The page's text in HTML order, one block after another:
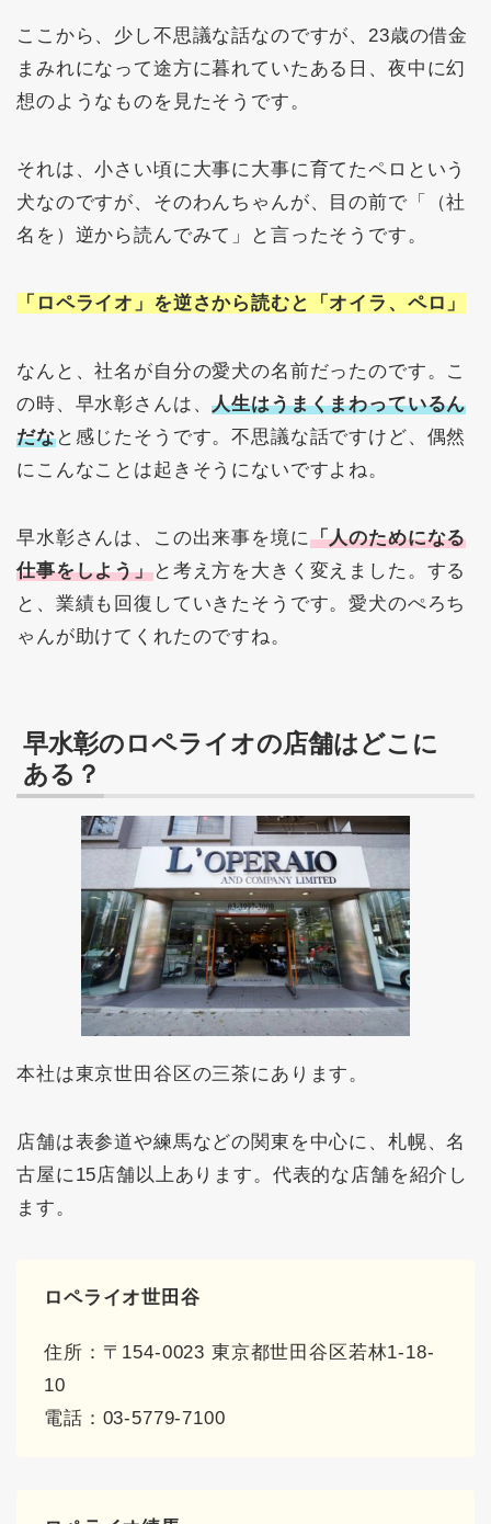
ここから、少し不思議な話なのですが、23歳の借金
まみれになって途方に暮れていたある日、夜中に幻
想のようなものを見たそうです。
それは、小さい頃に大事に大事に育てたペロという
犬なのですが、そのわんちゃんが、目の前で「（社
名を）逆から読んでみて」と言ったそうです。
「ロペライオ」を逆さから読むと「オイラ、ペロ」
なんと、社名が自分の愛犬の名前だったのです。こ
の時、早水彰さんは、人生はうまくまわっているん
だなと感じたそうです。不思議な話ですけど、偶然
にこんなことは起きそうにないですよね。
早水彰さんは、この出来事を境に「人のためになる
仕事をしよう」と考え方を大きく変えました。する
と、業績も回復していきたそうです。愛犬のぺろち
ゃんが助けてくれたのですね。
早水彰のロペライオの店舗はどこに
ある？
本社は東京世田谷区の三茶にあります。
店舗は表参道や練馬などの関東を中心に、札幌、名
古屋に15店舗以上あります。代表的な店舗を紹介し
ます。
ロペライオ世田谷
住所：〒154-0023 東京都世田谷区若林1-18-
10
電話：03-5779-7100